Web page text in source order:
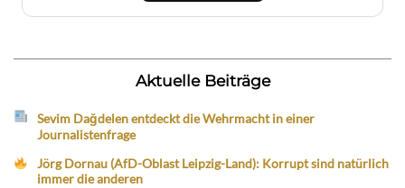
Aktuelle Beiträge
Sevim Dağdelen entdeckt die Wehrmacht in einer
Journalistenfrage
Jörg Dornau (AfD-Oblast Leipzig-Land): Korrupt sind natürlich
immer die anderen